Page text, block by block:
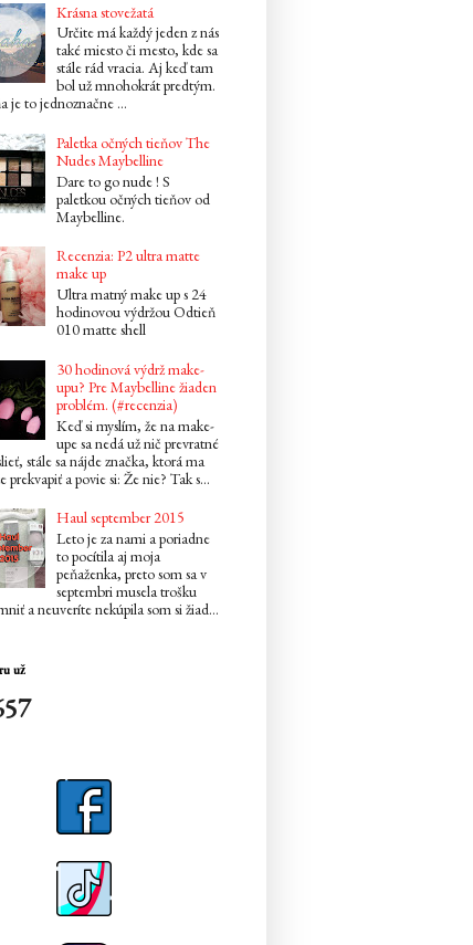
Krásna stovežatá
Určite má každý jeden z nás
také miesto či mesto, kde sa
stále rád vracia. Aj keď tam
bol už mnohokrát predtým.
je to jednoznačne ...
Paletka očných tieňov The
Nudes Maybelline
Dare to go nude ! S
paletkou očných tieňov od
Maybelline.
Recenzia: P2 ultra matte
make up
Ultra matný make up s 24
hodinovou výdržou Odtieň
010 matte shell
30 hodinová výdrž make-
upu? Pre Maybelline žiaden
problém. (#recenzia)
Keď si myslím, že na make-
upe sa nedá už nič prevratné
stále sa nájde značka, ktorá ma
prekvapiť a povie si: Že nie? Tak s...
Haul september 2015
Leto je za nami a poriadne
to pocítila aj moja
peňaženka, preto som sa v
septembri musela trošku
a neuveríte nekúpila som si žiad...
už